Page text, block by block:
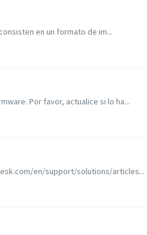
en un formato de im...
Por favor, actualice si lo ha...
en/support/solutions/articles...